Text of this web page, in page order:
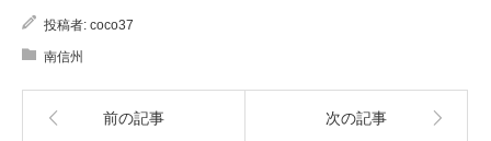
投稿者: coco37
南信州
前の記事 次の記事